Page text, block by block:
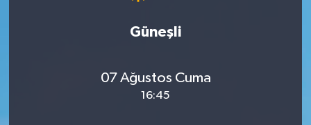
Güneşli
07 Ağustos Cuma
16:45